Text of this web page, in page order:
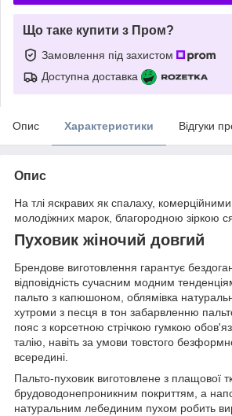
Що таке купити з Пром?
Замовлення під захистом
Доступна доставка
Опис Характеристики Відгуки
Опис
На тлі яскравих як спалаху, комерційними
молодіжних марок, благородною зіркою
Пуховик жіночий довгий
Брендове виготовлення гарантує
відповідність сучасним модним
пальто з капюшоном, облямівка
хутроми з песця в тон забарвленню
пояс з корсетною стрічкою гумкою
талію, навіть за умови товстого
всередині.
Пальто-пуховик виготовлене з плащової
брудоводонепроникним покриттям, а
натуральним лебединим пухом робить